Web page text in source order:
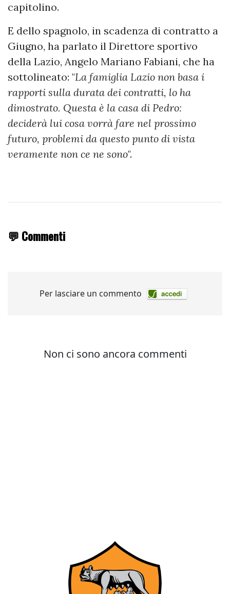
capitolino.
E dello spagnolo, in scadenza di contratto a
Giugno, ha parlato il Direttore sportivo
della Lazio, Angelo Mariano Fabiani, che ha
sottolineato: "La famiglia Lazio non basa i
rapporti sulla durata dei contratti, lo ha
dimostrato. Questa è la casa di Pedro:
deciderà lui cosa vorrà fare nel prossimo
futuro, problemi da questo punto di vista
veramente non ce ne sono".
💬 Commenti